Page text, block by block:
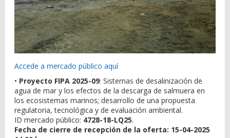
Accede a mercado público aquí
• Proyecto FIPA 2025-09: Sistemas de desalinización de
agua de mar y los efectos de la descarga de salmuera en
los ecosistemas marinos; desarrollo de una propuesta
regulatoria, tecnológica y de evaluación ambiental.
ID mercado público: 4728-18-LQ25.
Fecha de cierre de recepción de la oferta: 15-04-2025